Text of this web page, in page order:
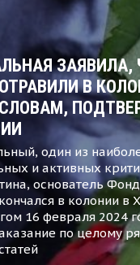
ЗАЯВИЛА,
В
один из
и активных
основатель
в колонии в
16 февраля 2024
по целому